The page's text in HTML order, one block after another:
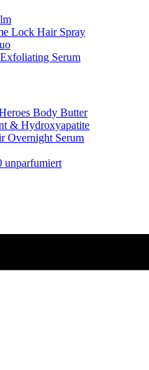
Lock Hair Spray
Serum
Body Butter
& Hydroxyapatite
Overnight Serum
unparfumiert